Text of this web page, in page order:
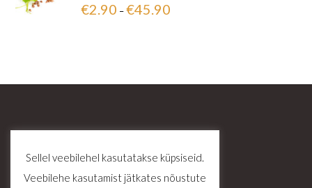
5.00 / 5
€2.90 – €45.90
Sellel veebilehel kasutatakse küpsiseid.
Veebilehe kasutamist jätkates nõustute